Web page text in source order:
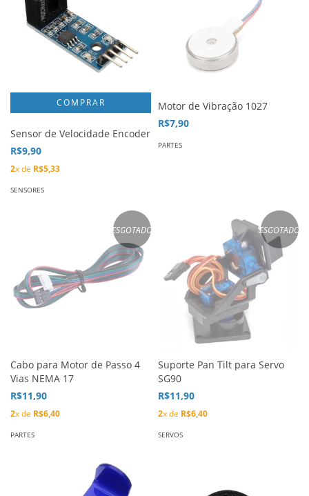
Sensor de Velocidade Encoder
R$9,90
2x de R$5,33
SENSORES
Motor de Vibração 1027
R$7,90
PARTES
ESGOTADO
Cabo para Motor de Passo 4
Vias NEMA 17
R$11,90
2x de R$6,40
PARTES
ESGOTADO
Suporte Pan Tilt para Servo
SG90
R$11,90
2x de R$6,40
SERVOS